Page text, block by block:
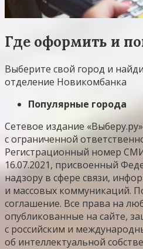
Где оформить и
Выберите свой город и
отделение Новикомбанка
Популярные города
Сетевое издание
с ограниченной
Регистрационный номер
16.07.2021, присвоенный
надзору в сфере связи,
и массовых коммуникаций.
соглашение. Все права на
опубликованные на сайте,
с российским и
об интеллектуальной